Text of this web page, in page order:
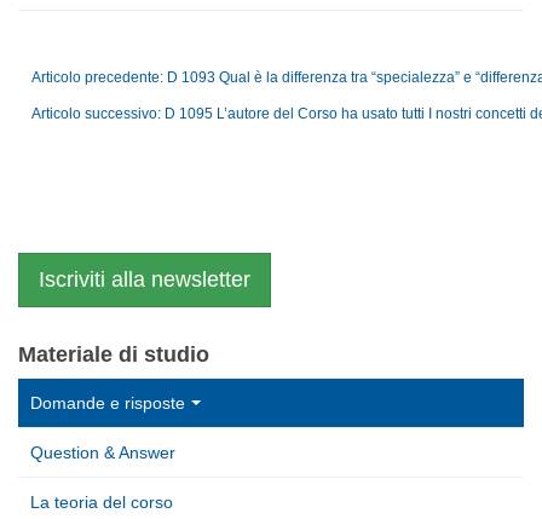
Articolo precedente: D 1093 Qual è la differenza tra “specialezza” e
Articolo successivo: D 1095 L’autore del Corso ha usato tutti I nostri concetti
Iscriviti alla newsletter
Materiale di studio
Domande e risposte
Question & Answer
La teoria del corso